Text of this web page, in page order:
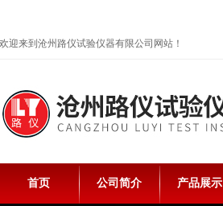
欢迎来到沧州路仪试验仪器有限公司网站！
首页 公司简介 产品展示